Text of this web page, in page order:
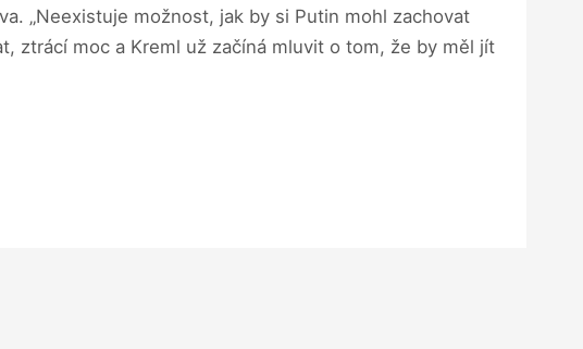
„Neexistuje možnost, jak by si Putin mohl zachovat
ztrácí moc a Kreml už začíná mluvit o tom, že by měl jít